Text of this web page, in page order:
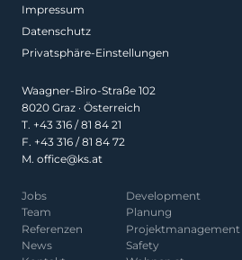
Impressum
Datenschutz
Privatsphäre-Einstellungen
Waagner-Biro-Straße 102
8020 Graz · Österreich
T. +43 316 / 81 84 21
F. +43 316 / 81 84 72
M. office@ks.at
Jobs
Team
Referenzen
News
Development
Planung
Projekt­management
Safety